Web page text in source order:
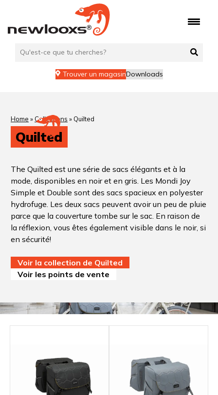
Trouver un magasinDownloads
Home » Collections » Quilted
Quilted
The Quilted est une série de sacs élégants et à la
mode, disponibles en noir et en gris. Les Mondi Joy
Simple et Double sont des sacs spacieux en polyester
hydrofuge. Les deux sacs peuvent avoir un peu de pluie
parce que la couverture tombe sur le sac. En raison de
la réflexion, vous êtes également visible dans le noir, si
en sécurité!
Voir la collection de Quilted
Voir les points de vente